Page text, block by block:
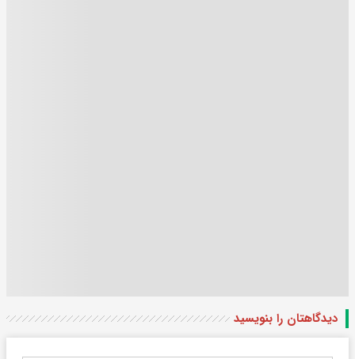
دیدگاهتان را بنویسید